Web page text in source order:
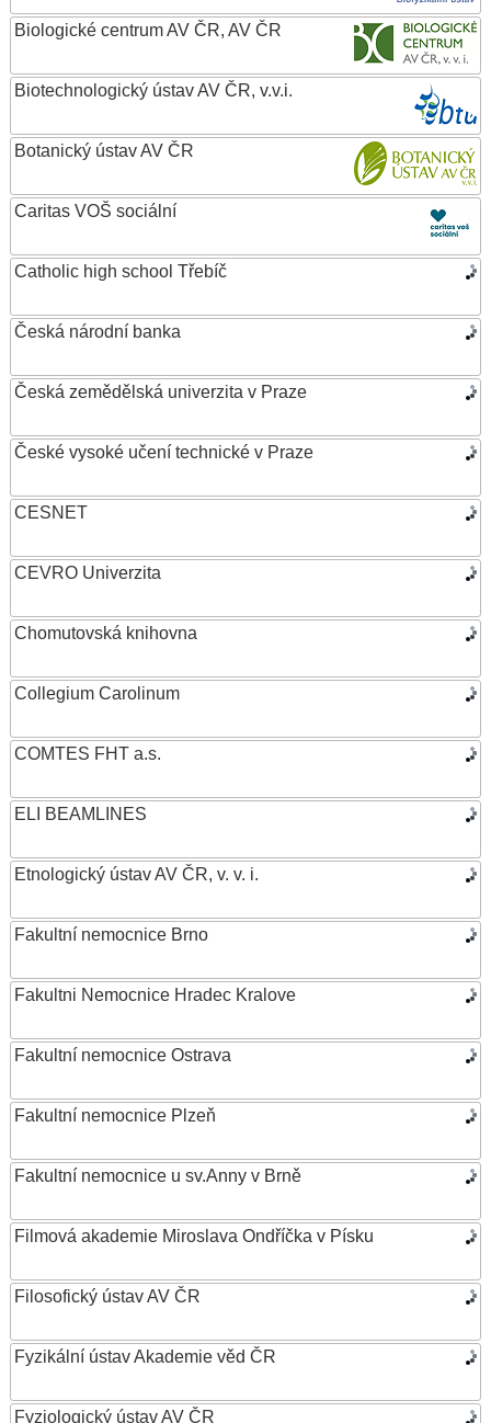
Biologické centrum AV ČR, AV ČR
Biotechnologický ústav AV ČR, v.v.i.
Botanický ústav AV ČR
Caritas VOŠ sociální
Catholic high school Třebíč
Česká národní banka
Česká zemědělská univerzita v Praze
České vysoké učení technické v Praze
CESNET
CEVRO Univerzita
Chomutovská knihovna
Collegium Carolinum
COMTES FHT a.s.
ELI BEAMLINES
Etnologický ústav AV ČR, v. v. i.
Fakultní nemocnice Brno
Fakultni Nemocnice Hradec Kralove
Fakultní nemocnice Ostrava
Fakultní nemocnice Plzeň
Fakultní nemocnice u sv.Anny v Brně
Filmová akademie Miroslava Ondříčka v Písku
Filosofický ústav AV ČR
Fyzikální ústav Akademie věd ČR
Fyziologický ústav AV ČR